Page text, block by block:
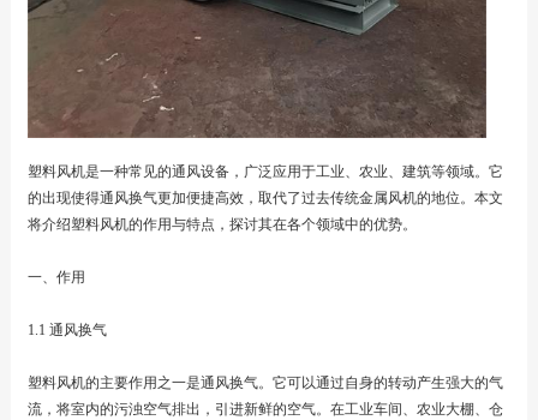
塑料风机是一种常见的通风设备，广泛应用于工业、农业、建筑等领域。它
的出现使得通风换气更加便捷高效，取代了过去传统金属风机的地位。本文
将介绍塑料风机的作用与特点，探讨其在各个领域中的优势。
一、作用
1.1 通风换气
塑料风机的主要作用之一是通风换气。它可以通过自身的转动产生强大的气
流，将室内的污浊空气排出，引进新鲜的空气。在工业车间、农业大棚、仓